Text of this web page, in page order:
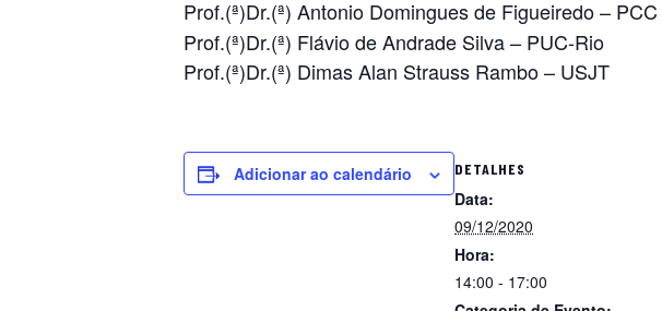
Prof.(ª)Dr.(ª) Antonio Domingues de Figueiredo – PCC
Prof.(ª)Dr.(ª) Flávio de Andrade Silva – PUC-Rio
Prof.(ª)Dr.(ª) Dimas Alan Strauss Rambo – USJT
Adicionar ao calendário DETALHES
Data:
09/12/2020
Hora:
14:00 - 17:00